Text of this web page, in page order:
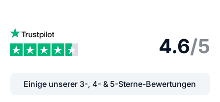
4.6/5
Einige unserer 3-, 4- & 5-Sterne-Bewertungen